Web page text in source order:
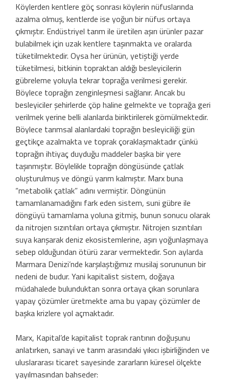
Köylerden kentlere göç sonrası köylerin nüfuslarında
azalma olmuş, kentlerde ise yoğun bir nüfus ortaya
çıkmıştır. Endüstriyel tarım ile üretilen aşırı ürünler pazar
bulabilmek için uzak kentlere taşınmakta ve oralarda
tüketilmektedir. Oysa her ürünün, yetiştiği yerde
tüketilmesi, bitkinin topraktan aldığı besleyicilerin
gübreleme yoluyla tekrar toprağa verilmesi gerekir.
Böylece toprağın zenginleşmesi sağlanır. Ancak bu
besleyiciler şehirlerde çöp haline gelmekte ve toprağa geri
verilmek yerine belli alanlarda biriktirilerek gömülmektedir.
Böylece tarımsal alanlardaki toprağın besleyiciliği gün
geçtikçe azalmakta ve toprak çoraklaşmaktadır çünkü
toprağın ihtiyaç duyduğu maddeler başka bir yere
taşınmıştır. Böylelikle toprağın döngüsünde çatlak
oluşturulmuş ve döngü yarım kalmıştır. Marx buna
“metabolik çatlak” adını vermiştir. Döngünün
tamamlanamadığını fark eden sistem, suni gübre ile
döngüyü tamamlama yoluna gitmiş, bunun sonucu olarak
da nitrojen sızıntıları ortaya çıkmıştır. Nitrojen sızıntıları
suya karışarak deniz ekosistemlerine, aşırı yoğunlaşmaya
sebep olduğundan ötürü zarar vermektedir. Son aylarda
Marmara Denizi’nde karşılaştığımız musilaj sorununun bir
nedeni de budur. Yani kapitalist sistem, doğaya
müdahalede bulunduktan sonra ortaya çıkan sorunlara
yapay çözümler üretmekte ama bu yapay çözümler de
başka krizlere yol açmaktadır.
Marx, Kapital’de kapitalist toprak rantının doğuşunu
anlatırken, sanayi ve tarım arasındaki yıkıcı işbirliğinden ve
uluslararası ticaret sayesinde zararların küresel ölçekte
yayılmasından bahseder: